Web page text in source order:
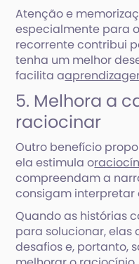
Atenção e
especialmente para
recorrente contribui
tenha um melhor
facilita a
5. Melhora a
raciocinar
Outro benefício
ela estimula o
compreendam a
consigam interpretar
Quando as histórias
para solucionar, elas
desafios e, portanto,